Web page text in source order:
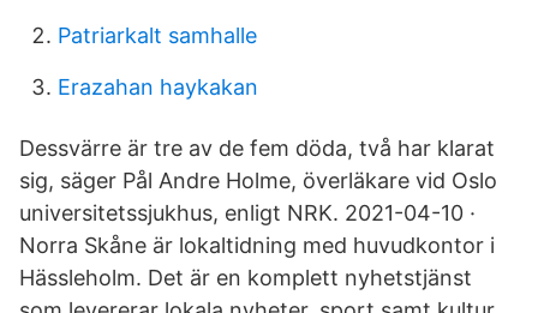
Patriarkalt samhalle
Erazahan haykakan
Dessvärre är tre av de fem döda, två har klarat
sig, säger Pål Andre Holme, överläkare vid Oslo
universitetssjukhus, enligt NRK. 2021-04-10 ·
Norra Skåne är lokaltidning med huvudkontor i
Hässleholm. Det är en komplett nyhetstjänst